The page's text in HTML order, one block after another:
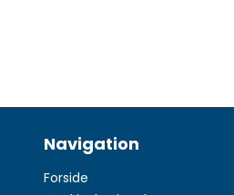
Navigation
Forside